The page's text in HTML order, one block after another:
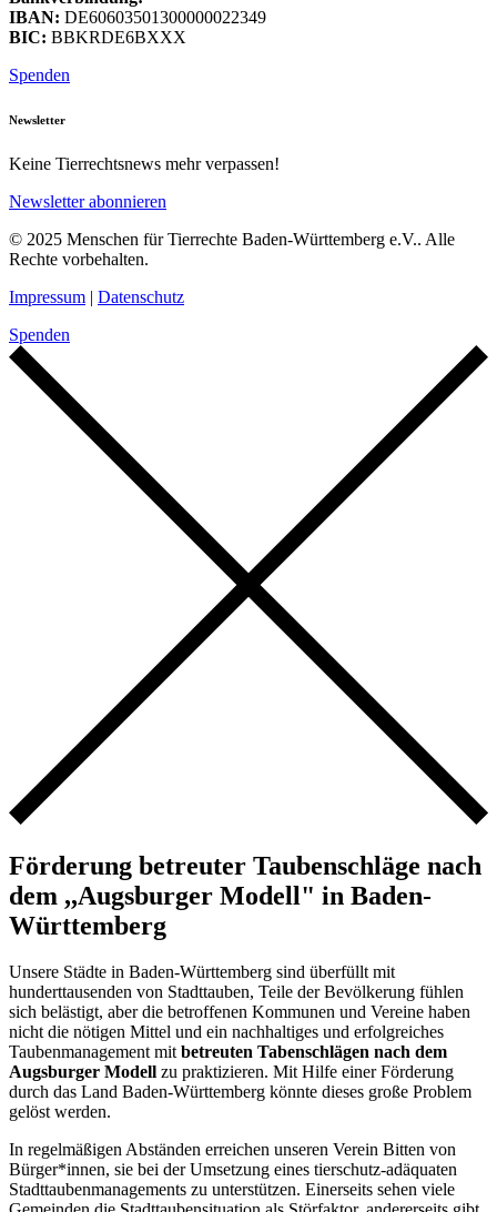
IBAN: DE60603501300000022349
BIC: BBKRDE6BXXX
Spenden
Newsletter
Keine Tierrechtsnews mehr verpassen!
Newsletter abonnieren
© 2025 Menschen für Tierrechte Baden-Württemberg e.V.. Alle
Rechte vorbehalten.
Impressum | Datenschutz
Spenden
Förderung betreuter Taubenschläge nach
dem ,,Augsburger Modell" in Baden-
Württemberg
Unsere Städte in Baden-Württemberg sind überfüllt mit
hunderttausenden von Stadttauben, Teile der Bevölkerung fühlen
sich belästigt, aber die betroffenen Kommunen und Vereine haben
nicht die nötigen Mittel und ein nachhaltiges und erfolgreiches
Taubenmanagement mitbetreuten Tabenschlägen nach dem
Augsburger Modell zu praktizieren. Mit Hilfe einer Förderung
durch das Land Baden-Württemberg könnte dieses große Problem
gelöst werden.
In regelmäßigen Abständen erreichen unseren Verein Bitten von
Bürger*innen, sie bei der Umsetzung eines tierschutz-adäquaten
Stadttaubenmanagements zu unterstützen. Einerseits sehen viele